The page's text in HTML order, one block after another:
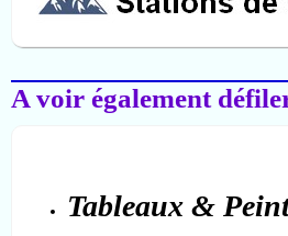
A voir également
Tableaux &